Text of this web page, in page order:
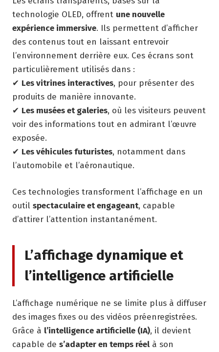
technologie OLED, offrent une nouvelle
expérience immersive. Ils permettent d’afficher
des contenus tout en laissant entrevoir
l’environnement derrière eux. Ces écrans sont
particulièrement utilisés dans :
✔ Les vitrines interactives, pour présenter des
produits de manière innovante.
✔ Les musées et galeries, où les visiteurs peuvent
voir des informations tout en admirant l’œuvre
exposée.
✔ Les véhicules futuristes, notamment dans
l’automobile et l’aéronautique.
Ces technologies transforment l’affichage en un
outil spectaculaire et engageant, capable
d’attirer l’attention instantanément.
L’affichage dynamique et
l’intelligence artificielle
L’affichage numérique ne se limite plus à diffuser
des images fixes ou des vidéos préenregistrées.
Grâce à l’intelligence artificielle (IA), il devient
capable de s’adapter en temps réel à son